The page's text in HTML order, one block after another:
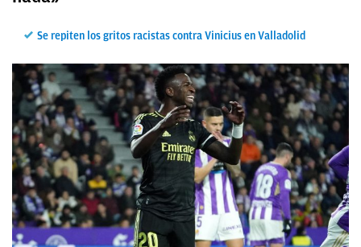
CANTERA
FICHAJES
DIRECTO
FEMENINO
PAPARAZZI
OKDIARIO
Se repiten los gritos racistas contra Vinicius en Valladolid